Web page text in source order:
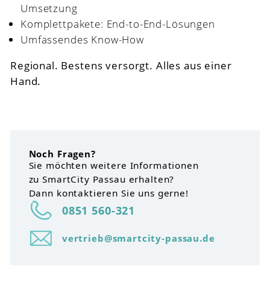
Umsetzung
Komplettpakete: End-to-End-Lösungen
Umfassendes Know-How
Regional. Bestens versorgt. Alles aus einer
Hand.
Noch Fragen?
Sie möchten weitere Informationen
zu SmartCity Passau erhalten?
Dann kontaktieren Sie uns gerne!
0851 560-321
vertrieb@smartcity-passau.de